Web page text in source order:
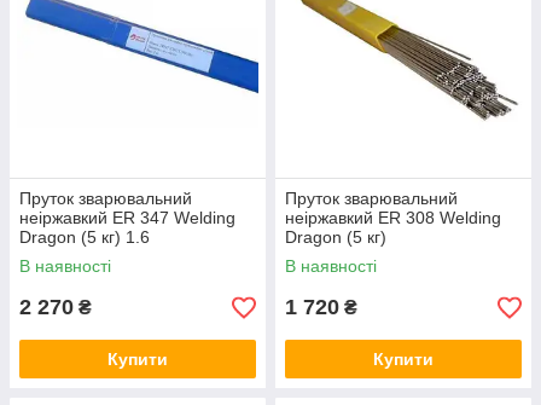
Пруток зварювальний
неіржавкий ER 347 Welding
Dragon (5 кг) 1.6
В наявності
2 270 ₴
Купити
Пруток зварювальний
неіржавкий ER 308 Welding
Dragon (5 кг)
В наявності
1 720 ₴
Купити